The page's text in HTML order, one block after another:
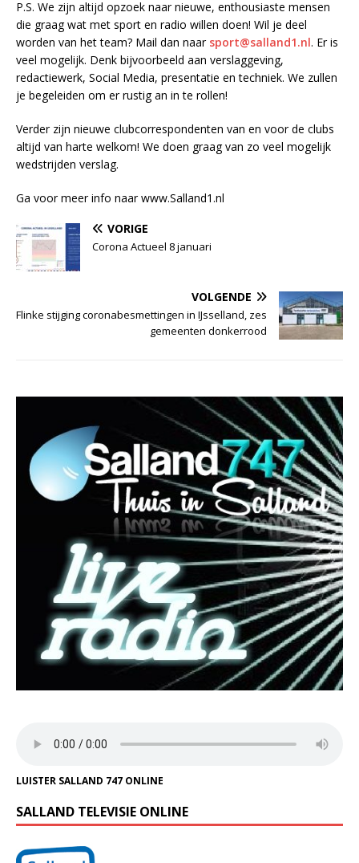
P.S. We zijn altijd opzoek naar nieuwe, enthousiaste mensen
die graag wat met sport en radio willen doen! Wil je deel
worden van het team? Mail dan naar sport@salland1.nl. Er is
veel mogelijk. Denk bijvoorbeeld aan verslaggeving,
redactiewerk, Social Media, presentatie en techniek. We zullen
je begeleiden om er rustig an in te rollen!
Verder zijn nieuwe clubcorrespondenten van en voor de clubs
altijd van harte welkom! We doen graag van zo veel mogelijk
wedstrijden verslag.
Ga voor meer info naar www.Salland1.nl
VORIGE
Corona Actueel 8 januari
VOLGENDE
Flinke stijging coronabesmettingen in IJsselland, zes
gemeenten donkerrood
LUISTER SALLAND 747 ONLINE
SALLAND TELEVISIE ONLINE